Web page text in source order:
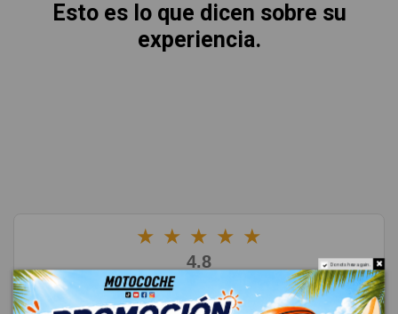
Esto es lo que dicen sobre su
experiencia.
★ ★ ★ ★ ★
4.8
Excelente
(4681 reseñas)
Do not show again.